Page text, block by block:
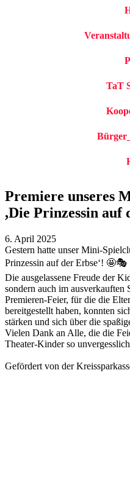
TaT
Premiere unseres
,Die Prinzessin auf
6. April 2025
Gestern hatte unser Mini-
Prinzessin auf der Erbse‘! 🤩🎭
Die ausgelassene Freude der
sondern auch im ausverkauften
Premieren-Feier, für die die
bereitgestellt haben, konnten
stärken und sich über die
Vielen Dank an Alle, die die
Theater-Kinder so
Gefördert von der